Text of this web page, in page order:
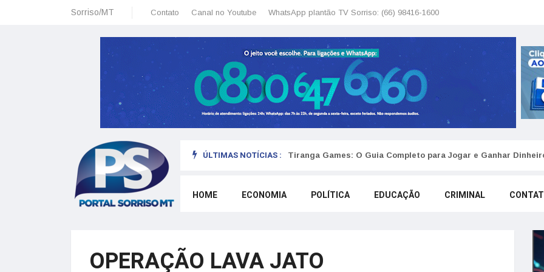
Sorriso/MT Contato Canal no Youtube WhatsApp plantão TV Sorriso: (66) 98416-1600
ÚLTIMAS NOTÍCIAS :
planeamento financeiro detalhado para não passar sufoco Tiranga Games: O Guia Completo para Jogar e Ganhar
HOME ECONOMIA POLÍTICA EDUCAÇÃO CRIMINAL
OPERAÇÃO LAVA JATO